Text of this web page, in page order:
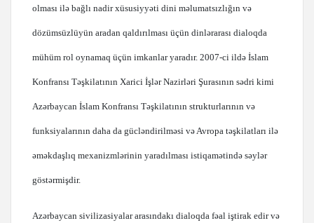
olması ilə bağlı nadir xüsusiyyəti dini məlumatsızlığın və
dözümsüzlüyün aradan qaldırılması üçün dinlərarası dialoqda
mühüm rol oynamaq üçün imkanlar yaradır. 2007-ci ildə İslam
Konfransı Təşkilatının Xarici İşlər Nazirləri Şurasının sədri kimi
Azərbaycan İslam Konfransı Təşkilatının strukturlarının və
funksiyalarının daha da gücləndirilməsi və Avropa təşkilatları ilə
əməkdaşlıq mexanizmlərinin yaradılması istiqamətində səylər
göstərmişdir.
Azərbaycan sivilizasiyalar arasındakı dialoqda fəal iştirak edir və